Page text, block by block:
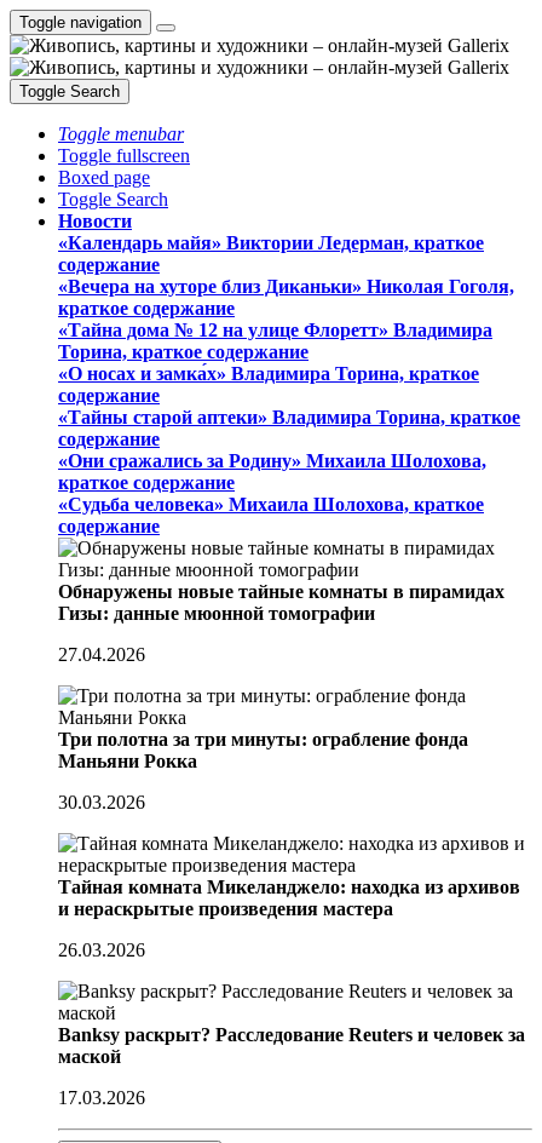
Toggle navigation
Toggle Search
Toggle menubar
Toggle fullscreen
Boxed page
Toggle Search
Новости
«Календарь майя» Виктории Ледерман, краткое
содержание
«Вечера на хуторе близ Диканьки» Николая Гоголя,
краткое содержание
«Тайна дома № 12 на улице Флоретт» Владимира
Торина, краткое содержание
«О носах и замка́х» Владимира Торина, краткое
содержание
«Тайны старой аптеки» Владимира Торина, краткое
содержание
«Они сражались за Родину» Михаила Шолохова,
краткое содержание
«Судьба человека» Михаила Шолохова, краткое
содержание
Обнаружены новые тайные комнаты в пирамидах
Гизы: данные мюонной томографии
27.04.2026
Три полотна за три минуты: ограбление фонда
Маньяни Рокка
30.03.2026
Тайная комната Микеланджело: находка из архивов
и нераскрытые произведения мастера
26.03.2026
Banksy раскрыт? Расследование Reuters и человек за
маской
17.03.2026